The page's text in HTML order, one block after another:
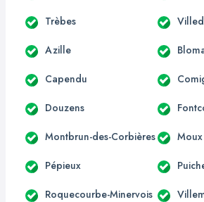
Trèbes
Azille
Capendu
Douzens
Montbrun-des-Corbières Moux
Pépieux
Roquecourbe-Minervois